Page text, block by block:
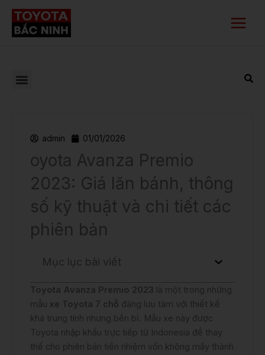
Nhảy
Menu
admin 01/01/2026
oyota Avanza Premio
2023: Giá lăn bánh, thông
số kỹ thuật và chi tiết các
phiên bản
Mục lục bài viết
Toyota Avanza Premio 2023 là một trong những
mẫu xe Toyota 7 chỗ đáng lưu tâm với thiết kế
khá trung tính nhưng bền bỉ. Mẫu xe này được
Toyota nhập khẩu trực tiếp từ Indonesia để thay
thế cho phiên bản tiền nhiệm vốn không mấy thành